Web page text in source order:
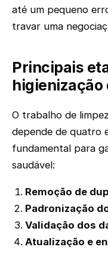
até um pequeno
travar uma
Principais
higienização
O trabalho de
depende de quatro
fundamental para
saudável:
Remoção de
Padronização
Validação dos
Atualização e